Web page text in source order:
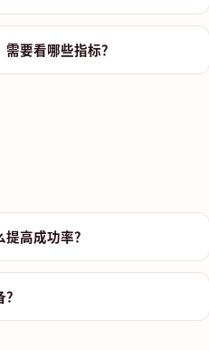
要看哪些指标？
高成功率？